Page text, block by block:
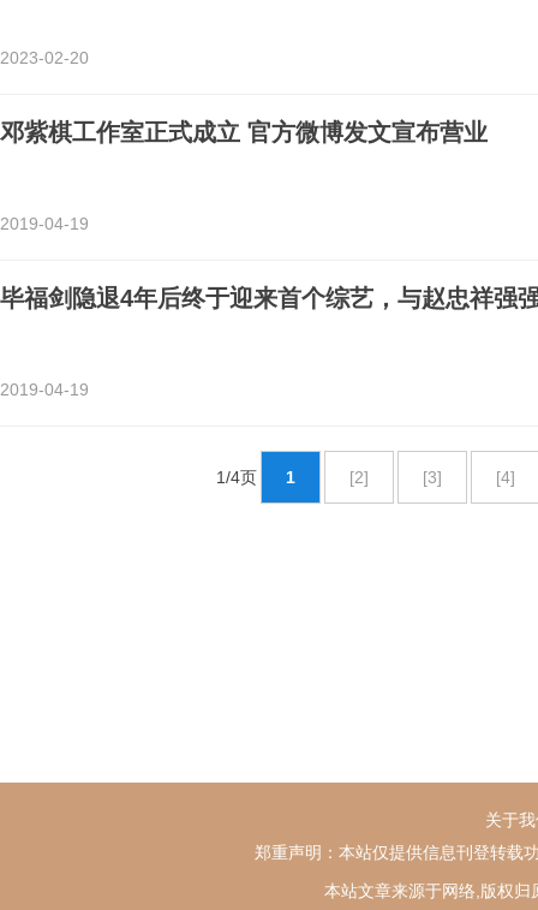
2023-02-20
邓紫棋工作室正式成立 官方微博发文宣布营业
2019-04-19
毕福剑隐退4年后终于迎来首个综艺，与赵忠祥强
2019-04-19
1/4页 1 [2] [3] [4]
关于
郑重声明：本站仅提供信息刊登转载
本站文章来源于网络,版权